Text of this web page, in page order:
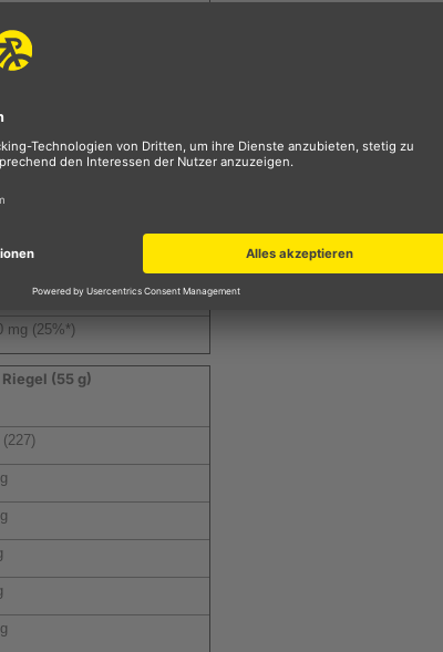
mg (25%*)
Riegel (55 g)
(227)